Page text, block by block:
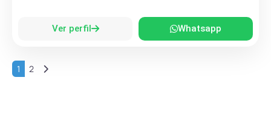
Ver perfil Whatsapp
1 2 Entradas anteriores